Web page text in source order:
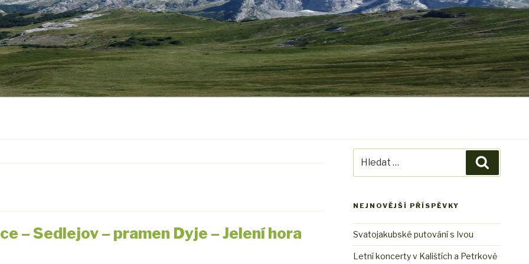
– Sedlejov – pramen Dyje – Jelení hora
NEJNOVĚJŠÍ PŘÍSPĚVKY
Svatojakubské putování s Ivou
Letní koncerty v Kalištích a Petrkově